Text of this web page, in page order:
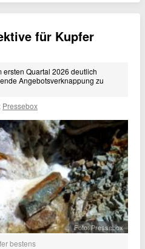
für Kupfer
ersten Quartal 2026 deutlich
Angebotsverknappung zu
Pressebox
Foto: Pressebox
bestens